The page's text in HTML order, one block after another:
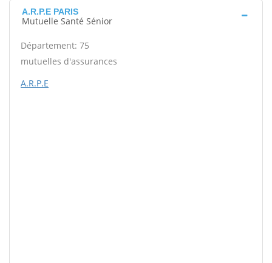
A.R.P.E PARIS
Mutuelle Santé Sénior
Département: 75
mutuelles d'assurances
A.R.P.E